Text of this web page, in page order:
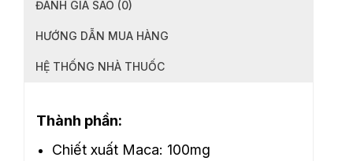
ĐÁNH GIÁ SAO (0)
HƯỚNG DẪN MUA HÀNG
HỆ THỐNG NHÀ THUỐC
Thành phần:
Chiết xuất Maca: 100mg